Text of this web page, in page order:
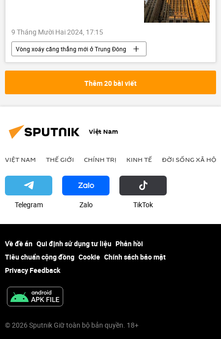
9 Tháng Mười Hai 2024, 17:15
Vòng xoáy căng thẳng mới ở Trung Đông
Bộ Ngoại giao Nga
Malaysia
Đông Nam Á
hòa bình
Thế giới
Chính trị
Thêm 20 bài viết
Việt Nam
VIỆT NAM THẾ GIỚI CHÍNH TRỊ KINH TẾ ĐỜI SỐNG XÃ HỘI
Telegram Zalo ТikТоk
Về đề án Qui định sử dụng tư liệu Phản hồi
Tiêu chuẩn cộng đồng Cookie Chính sách bảo mật
Privacy Feedback
© 2026 Sputnik Giữ toàn bộ bản quyền. 18+